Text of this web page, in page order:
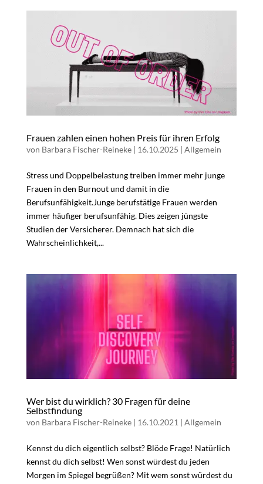
Frauen zahlen einen hohen Preis für ihren Erfolg
von Barbara Fischer-Reineke| 16.10.2025 | Allgemein
Stress und Doppelbelastung treiben immer mehr junge
Frauen in den Burnout und damit in die
Berufsunfähigkeit.Junge berufstätige Frauen werden
immer häufiger berufsunfähig. Dies zeigen jüngste
Studien der Versicherer. Demnach hat sich die
Wahrscheinlichkeit,...
Wer bist du wirklich? 30 Fragen für deine
Selbstfindung
von Barbara Fischer-Reineke| 16.10.2021 | Allgemein
Kennst du dich eigentlich selbst? Blöde Frage! Natürlich
kennst du dich selbst! Wen sonst würdest du jeden
Morgen im Spiegel begrüßen? Mit wem sonst würdest du